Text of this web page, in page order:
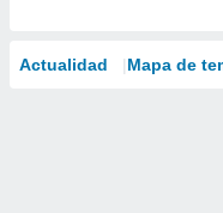
Actualidad Mapa de